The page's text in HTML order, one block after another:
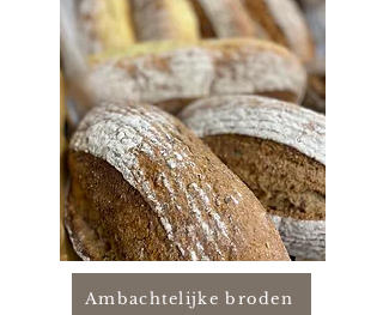
Ambachtelijke broden